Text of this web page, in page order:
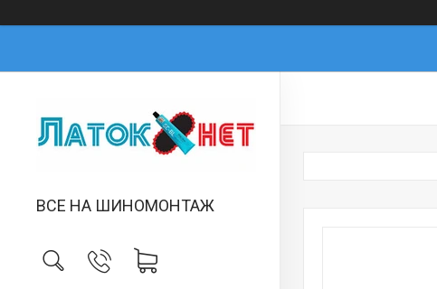
ВСЕ НА ШИНОМОНТАЖ